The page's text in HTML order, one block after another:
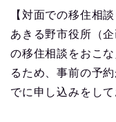
【対面での移住相談
あきる野市役所（
の移住相談をおこ
るため、事前の予
でに申し込みをして